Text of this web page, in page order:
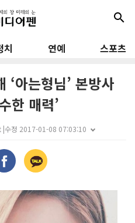
search
치 연예 스포츠
아는형님’ 본방사
한 매력’
|수정 2017-01-08 07:03:10